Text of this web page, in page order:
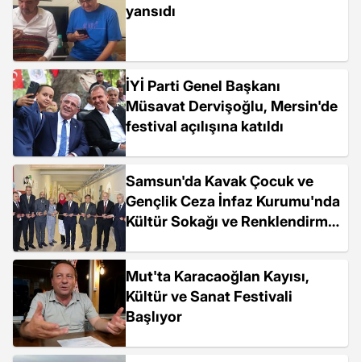
yansıdı
İYİ Parti Genel Başkanı
Müsavat Dervişoğlu, Mersin'de
festival açılışına katıldı
Samsun'da Kavak Çocuk ve
Gençlik Ceza İnfaz Kurumu'nda
Kültür Sokağı ve Renklendirme
Mut'ta Karacaoğlan Kayısı,
Kültür ve Sanat Festivali
Başlıyor